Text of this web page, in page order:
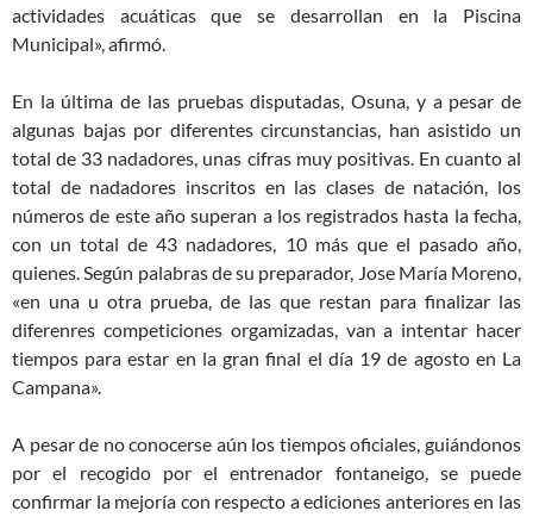
actividades acuáticas que se desarrollan en la Piscina
Municipal», afirmó.
En la última de las pruebas disputadas, Osuna, y a pesar de
algunas bajas por diferentes circunstancias, han asistido un
total de 33 nadadores, unas cifras muy positivas. En cuanto al
total de nadadores inscritos en las clases de natación, los
números de este año superan a los registrados hasta la fecha,
con un total de 43 nadadores, 10 más que el pasado año,
quienes. Según palabras de su preparador, Jose María Moreno,
«en una u otra prueba, de las que restan para finalizar las
diferenres competiciones orgamizadas, van a intentar hacer
tiempos para estar en la gran final el día 19 de agosto en La
Campana».
A pesar de no conocerse aún los tiempos oficiales, guiándonos
por el recogido por el entrenador fontaneigo, se puede
confirmar la mejoría con respecto a ediciones anteriores en las